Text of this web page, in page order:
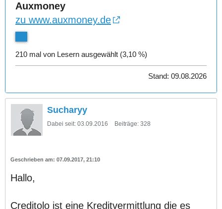
Auxmoney
zu www.auxmoney.de
210 mal von Lesern ausgewählt (3,10 %)
Stand: 09.08.2026
Sucharyy
Dabei seit: 03.09.2016 Beiträge: 328
07.09.2017, 21:10
Hallo,
Creditolo ist eine Kreditvermittlung die es